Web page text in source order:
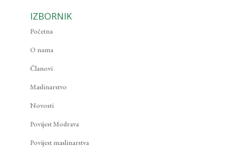
IZBORNIK
Početna
O nama
Članovi
Maslinarstvo
Novosti
Povijest Modrava
Povijest maslinarstva